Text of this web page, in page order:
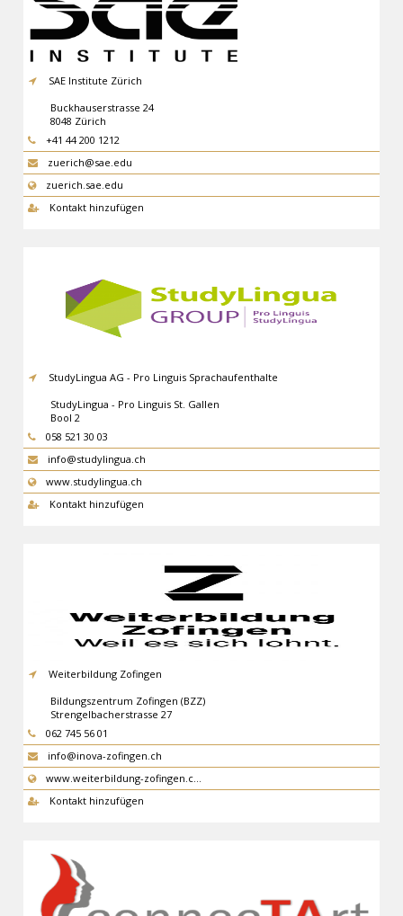
SAE Institute Zürich
Buckhauserstrasse 24
8048 Zürich
+41 44 200 1212
zuerich@sae.edu
zuerich.sae.edu
Kontakt hinzufügen
StudyLingua AG - Pro Linguis Sprachaufenthalte
StudyLingua - Pro Linguis St. Gallen
Bool 2
9000 St. Gallen
058 521 30 03
info@studylingua.ch
www.studylingua.ch
Kontakt hinzufügen
Weiterbildung Zofingen
Bildungszentrum Zofingen (BZZ)
Strengelbacherstrasse 27
4800 Zofingen
062 745 56 01
info@inova-zofingen.ch
www.weiterbildung-zofingen.c…
Kontakt hinzufügen